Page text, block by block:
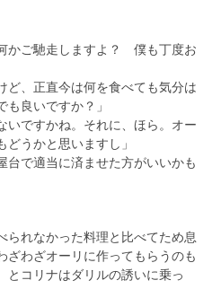
かご馳走しますよ？ 僕も丁度お
、正直今は何を食べても気分は
良いですか？」
いですかね。それに、ほら。オー
どうかと思いますし」
で適当に済ませた方がいいかも
れなかった料理と比べてため息
ざわざオーリに作ってもらうのも
とコリナはダリルの誘いに乗っ